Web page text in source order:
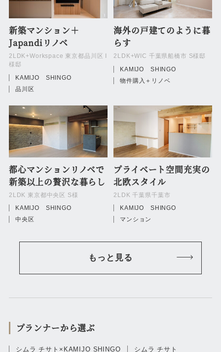
新築マンション＋
Japandiリノベ
2LDK+Workspace 東京都品川区 I
様邸
KAMIJO SHINGO
品川区
海外の戸建てのように暮
らす
2LDK+WIC 千葉県船橋市 S様邸
KAMIJO SHINGO
物件購入＋リノベ
都心マンションリノベで
新築以上の贅沢な暮らし
2LDK 東京都中央区 S様
KAMIJO SHINGO
中央区
プライベート空間充実の
北欧スタイル
2LDK 千葉県千葉市
KAMIJO SHINGO
マンション
もっと見る
プランナーから選ぶ
シムラ チサト×KAMIJO SHINGO シムラ チサト